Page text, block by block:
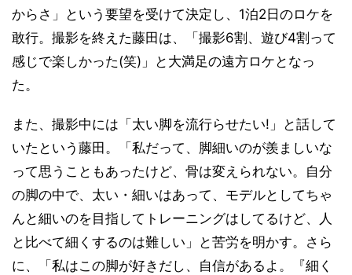
からさ」という要望を受けて決定し、1泊2日のロケを
敢行。撮影を終えた藤田は、「撮影6割、遊び4割って
感じで楽しかった(笑)」と大満足の遠方ロケとなっ
た。
また、撮影中には「太い脚を流行らせたい!」と話して
いたという藤田。「私だって、脚細いのが羨ましいな
って思うこともあったけど、骨は変えられない。自分
の脚の中で、太い・細いはあって、モデルとしてちゃ
んと細いのを目指してトレーニングはしてるけど、人
と比べて細くするのは難しい」と苦労を明かす。さら
に、「私はこの脚が好きだし、自信があるよ。『細く